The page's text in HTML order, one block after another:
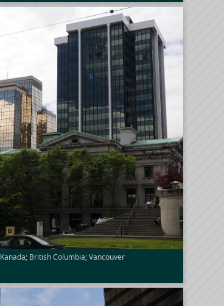
Kanada; British Columbia; Vancouver